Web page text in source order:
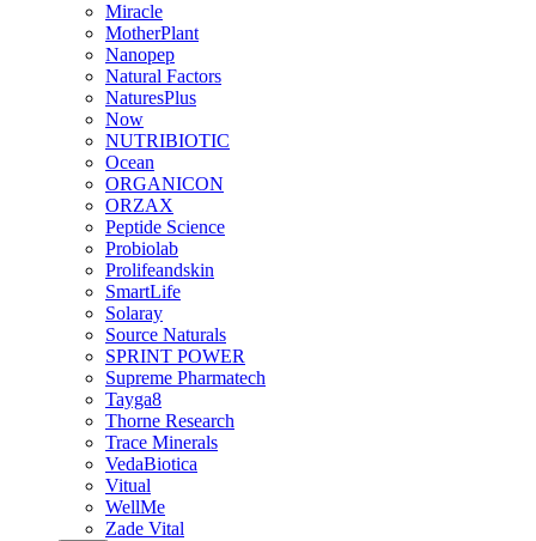
Miracle
MotherPlant
Nanopep
Natural Factors
NaturesPlus
Now
NUTRIBIOTIC
Ocean
ORGANICON
ORZAX
Peptide Science
Probiolab
Prolifeandskin
SmartLife
Solaray
Source Naturals
SPRINT POWER
Supreme Pharmatech
Tayga8
Thorne Research
Trace Minerals
VedaBiotica
Vitual
WellMe
Zade Vital